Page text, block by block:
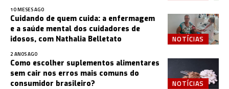
10 MESES AGO
NOTÍCIAS
Cuidando de quem cuida: a enfermagem
e a saúde mental dos cuidadores de
idosos, com Nathalia Belletato
2 ANOS AGO
NOTÍCIAS
Como escolher suplementos alimentares
sem cair nos erros mais comuns do
consumidor brasileiro?